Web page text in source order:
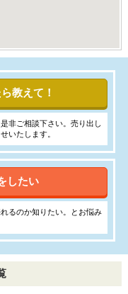
教えて！
非ご相談下さい。売り出し
いたします。
したい
るのか知りたい。とお悩み